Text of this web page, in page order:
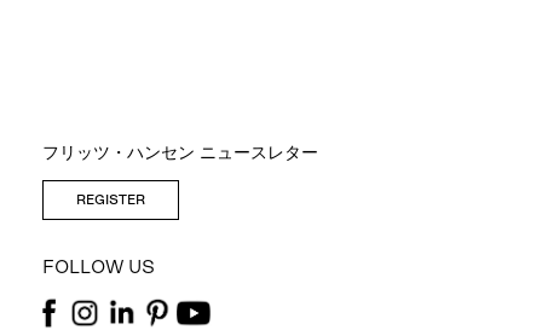
フリッツ・ハンセン ニュースレター
REGISTER
FOLLOW US